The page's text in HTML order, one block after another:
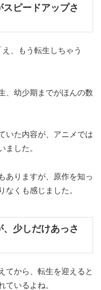
ピードアップさ
、もう転生しちゃう
、幼少期までがほんの数
いた内容が、アニメでは
ました。
ありますが、原作を知っ
なくも感じました。
少しだけあっさ
てから、転生を迎えると
ているよね。